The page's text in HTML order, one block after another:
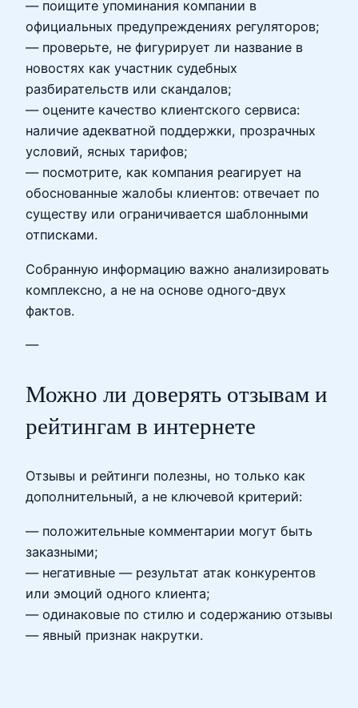
— поищите упоминания компании в
официальных предупреждениях регуляторов;
— проверьте, не фигурирует ли название в
новостях как участник судебных
разбирательств или скандалов;
— оцените качество клиентского сервиса:
наличие адекватной поддержки, прозрачных
условий, ясных тарифов;
— посмотрите, как компания реагирует на
обоснованные жалобы клиентов: отвечает по
существу или ограничивается шаблонными
отписками.
Собранную информацию важно анализировать
комплексно, а не на основе одного‑двух
фактов.
—
Можно ли доверять отзывам и
рейтингам в интернете
Отзывы и рейтинги полезны, но только как
дополнительный, а не ключевой критерий:
— положительные комментарии могут быть
заказными;
— негативные — результат атак конкурентов
или эмоций одного клиента;
— одинаковые по стилю и содержанию отзывы
— явный признак накрутки.